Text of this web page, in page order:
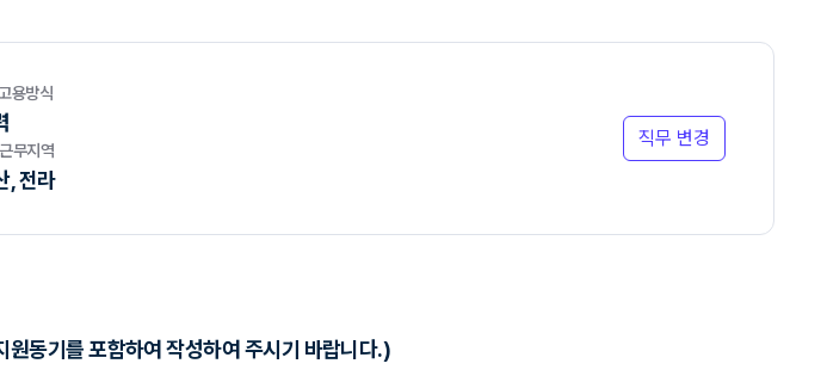
용방식
근무지역
, 전라
직무 변경
동기를 포함하여 작성하여 주시기 바랍니다.)